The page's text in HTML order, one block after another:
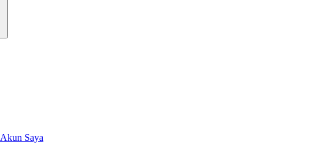
Akun Saya